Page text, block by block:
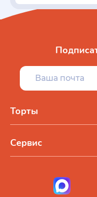
Торты
Сервис